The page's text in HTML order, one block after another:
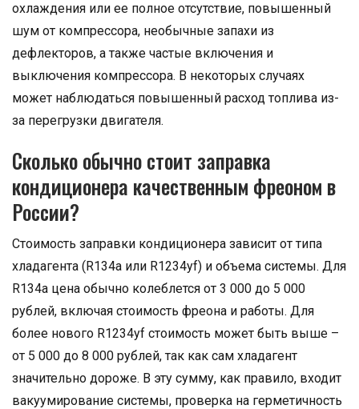
охлаждения или ее полное отсутствие, повышенный
шум от компрессора, необычные запахи из
дефлекторов, а также частые включения и
выключения компрессора. В некоторых случаях
может наблюдаться повышенный расход топлива из-
за перегрузки двигателя.
Сколько обычно стоит заправка
кондиционера качественным фреоном в
России?
Стоимость заправки кондиционера зависит от типа
хладагента (R134a или R1234yf) и объема системы. Для
R134a цена обычно колеблется от 3 000 до 5 000
рублей, включая стоимость фреона и работы. Для
более нового R1234yf стоимость может быть выше –
от 5 000 до 8 000 рублей, так как сам хладагент
значительно дороже. В эту сумму, как правило, входит
вакуумирование системы, проверка на герметичность